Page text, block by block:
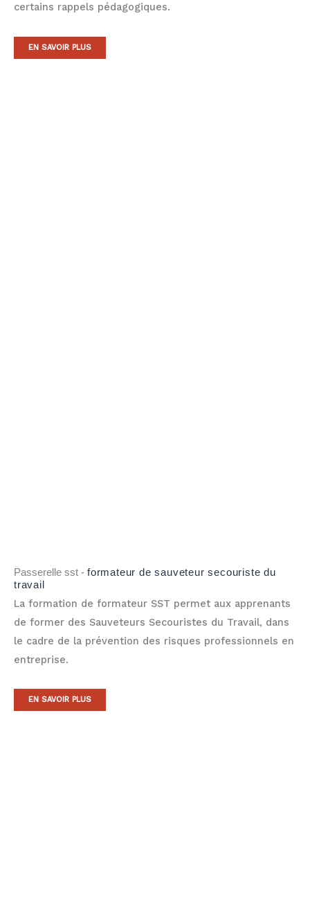
certains rappels pédagogiques.
EN SAVOIR PLUS
Passerelle sst - formateur de sauveteur secouriste du
travail
La formation de formateur SST permet aux apprenants
de former des Sauveteurs Secouristes du Travail, dans
le cadre de la prévention des risques professionnels en
entreprise.
EN SAVOIR PLUS